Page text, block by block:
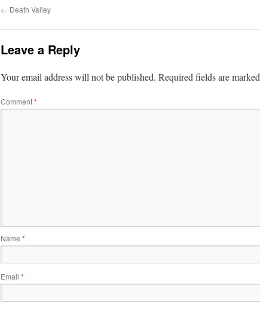
← Death Valley
Leave a Reply
Your email address will not be published. Required fields are marked
Comment*
Name *
Email *